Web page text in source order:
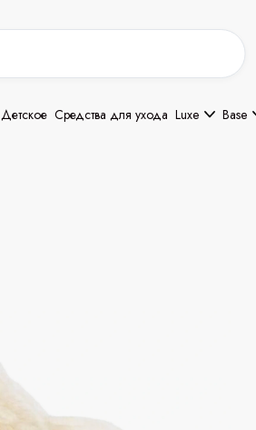
Детское Средства для ухода Luxe Base